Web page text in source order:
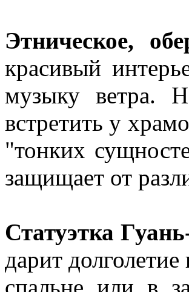
Этническое,
красивый
музыку ветра.
встретить у
"тонких
защищает от
Статуэтка
дарит